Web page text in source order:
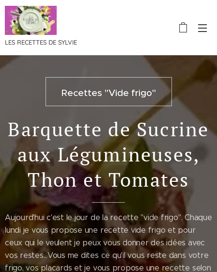
LES RECETTES DE SYLVIE
Recettes "Vide frigo"
Barquette de Sucrine
aux Légumineuses,
Thon et Tomates
Aujourd'hui c'est le jour de la recette "vide frigo". Chaque
lundi je vous propose une recette vide frigo et pour
ceux qui le veulent je peux vous donner des idées avec
vos restes...Vous me dites ce qu'il vous reste dans votre
frigo, vos placards et je vous propose une recette selon